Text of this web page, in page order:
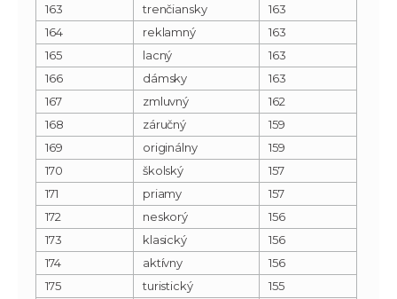
163
trenčiansky
163
164
reklamný
163
165
lacný
163
166
dámsky
163
167
zmluvný
162
168
záručný
159
169
originálny
159
170
školský
157
171
priamy
157
172
neskorý
156
173
klasický
156
174
aktívny
156
175
turistický
155